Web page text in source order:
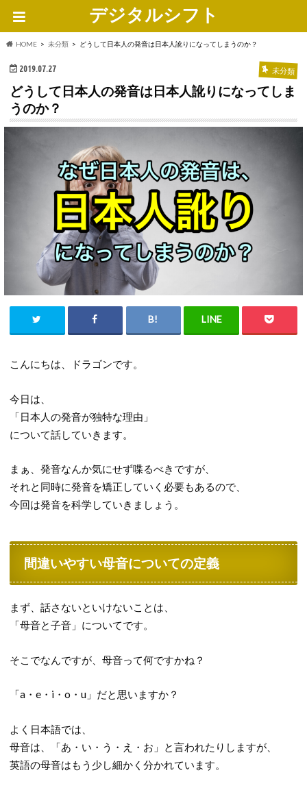
デジタルシフト
HOME 未分類 どうして日本人の発音は日本人訛りになってしまうのか？
2019.07.27 未分類
どうして日本人の発音は日本人訛りになってしま
うのか？
こんにちは、ドラゴンです。
今日は、
「日本人の発音が独特な理由」
について話していきます。
まぁ、発音なんか気にせず喋るべきですが、
それと同時に発音を矯正していく必要もあるので、
今回は発音を科学していきましょう。
間違いやすい母音についての定義
まず、話さないといけないことは、
「母音と子音」についてです。
そこでなんですが、母音って何ですかね？
「a・e・i・o・u」だと思いますか？
よく日本語では、
母音は、「あ・い・う・え・お」と言われたりしますが、
英語の母音はもう少し細かく分かれています。